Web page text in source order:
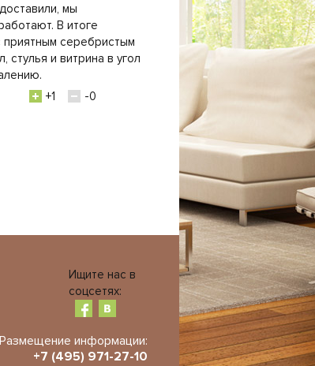
мы
В итоге
приятным серебристым
стулья и витрина в угол
+1 -0
Ищите нас в
соцсетях:
Размещение информации:
+7 (495) 971-27-10